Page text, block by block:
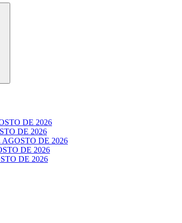
DE 2026
DE 2026
DE 2026
DE 2026
DE 2026